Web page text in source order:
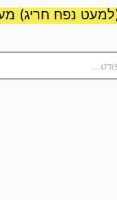
נפח חריג) מענה אישי